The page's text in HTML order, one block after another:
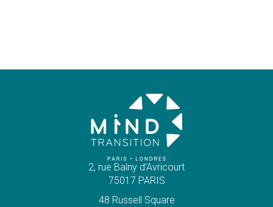
2, rue Balny d’Avricourt
75017 PARIS
48 Russell Square